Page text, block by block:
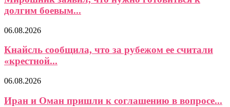
долгим боевым...
06.08.2026
Кнайсль сообщила, что за рубежом ее считали
«крестной...
06.08.2026
Иран и Оман пришли к соглашению в вопросе...